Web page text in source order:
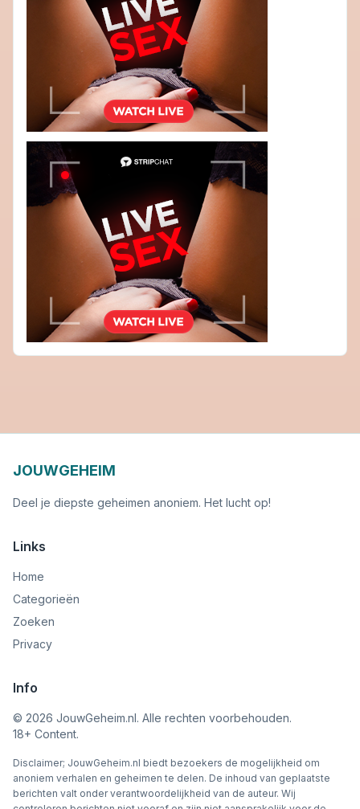
JOUWGEHEIM
Deel je diepste geheimen anoniem. Het lucht op!
Links
Home
Categorieën
Zoeken
Privacy
Info
© 2026 JouwGeheim.nl. Alle rechten voorbehouden.
18+ Content.
Disclaimer; JouwGeheim.nl biedt bezoekers de mogelijkheid om
anoniem verhalen en geheimen te delen. De inhoud van geplaatste
berichten valt onder verantwoordelijkheid van de auteur. Wij